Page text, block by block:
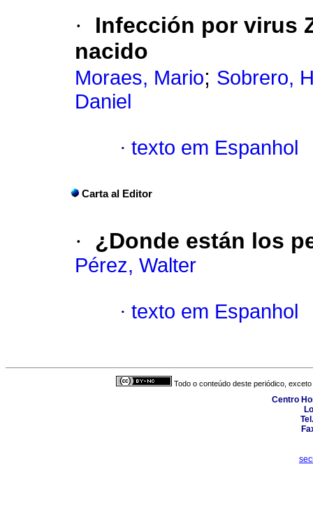
·
Infección por virus
nacido
Moraes, Mario; Sobrero,
Daniel
· texto em Espanhol
Carta al Editor
· ¿Donde están los
Pérez, Walter
· texto em Espanhol
Todo o conteúdo deste periódico,
Centro